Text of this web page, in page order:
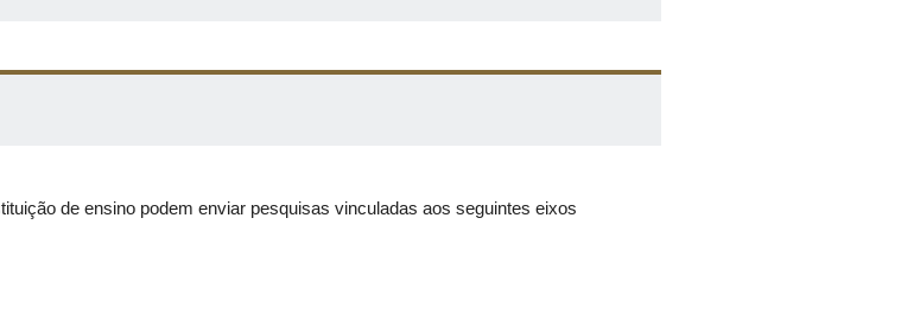
de ensino podem enviar pesquisas vinculadas aos seguintes eixos